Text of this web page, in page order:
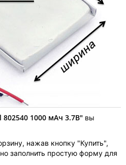
1000 мАч 3.7В" вы
нажав кнопку "Купить",
заполнить простую форму для